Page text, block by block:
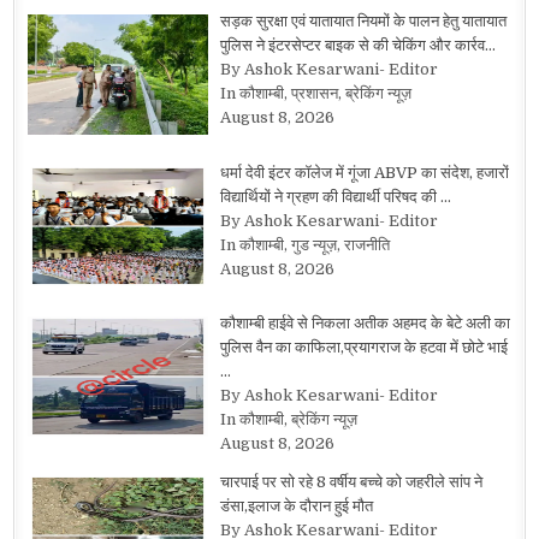
सड़क सुरक्षा एवं यातायात नियमों के पालन हेतु यातायात
पुलिस ने इंटरसेप्टर बाइक से की चेकिंग और कार्रव…
By Ashok Kesarwani- Editor
In कौशाम्बी, प्रशासन, ब्रेकिंग न्यूज़
August 8, 2026
धर्मा देवी इंटर कॉलेज में गूंजा ABVP का संदेश, हजारों
विद्यार्थियों ने ग्रहण की विद्यार्थी परिषद की …
By Ashok Kesarwani- Editor
In कौशाम्बी, गुड न्यूज़, राजनीति
August 8, 2026
कौशाम्बी हाईवे से निकला अतीक अहमद के बेटे अली का
पुलिस वैन का काफिला,प्रयागराज के हटवा में छोटे भाई
…
By Ashok Kesarwani- Editor
In कौशाम्बी, ब्रेकिंग न्यूज़
August 8, 2026
चारपाई पर सो रहे 8 वर्षीय बच्चे को जहरीले सांप ने
डंसा,इलाज के दौरान हुई मौत
By Ashok Kesarwani- Editor